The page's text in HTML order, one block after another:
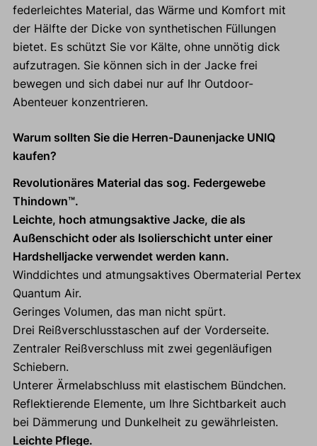
federleichtes Material, das Wärme und Komfort mit
der Hälfte der Dicke von synthetischen Füllungen
bietet. Es schützt Sie vor Kälte, ohne unnötig dick
aufzutragen. Sie können sich in der Jacke frei
bewegen und sich dabei nur auf Ihr Outdoor-
Abenteuer konzentrieren.
Warum sollten Sie die Herren-Daunenjacke UNIQ
kaufen?
Revolutionäres Material das sog. Federgewebe
Thindown™.
Leichte, hoch atmungsaktive Jacke, die als
Außenschicht oder als Isolierschicht unter einer
Hardshelljacke verwendet werden kann.
Winddichtes und atmungsaktives Obermaterial Pertex
Quantum Air.
Geringes Volumen, das man nicht spürt.
Drei Reißverschlusstaschen auf der Vorderseite.
Zentraler Reißverschluss mit zwei gegenläufigen
Schiebern.
Unterer Ärmelabschluss mit elastischem Bündchen.
Reflektierende Elemente, um Ihre Sichtbarkeit auch
bei Dämmerung und Dunkelheit zu gewährleisten.
Leichte Pflege.